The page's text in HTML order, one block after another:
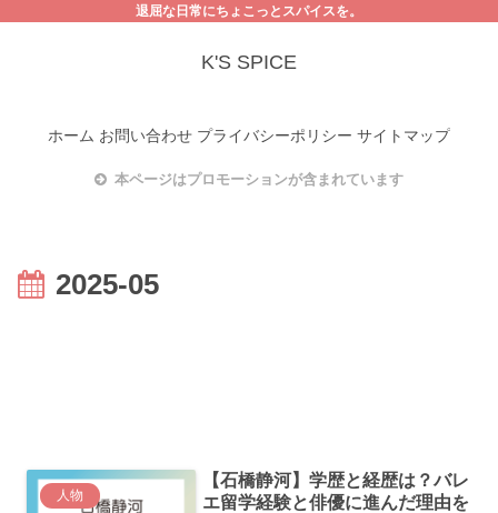
退屈な日常にちょこっとスパイスを。
K'S SPICE
ホーム お問い合わせ プライバシーポリシー サイトマップ
本ページはプロモーションが含まれています
2025-05
人物
【石橋静河】学歴と経歴は？バレ
エ留学経験と俳優に進んだ理由を